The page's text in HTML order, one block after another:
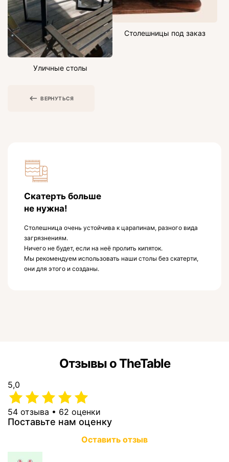
Уличные столы
Столешницы под заказ
ВЕРНУТЬСЯ
Скатерть больше
не нужна!
Столешница очень устойчива к царапинам, разного вида
загрязнениям.
Ничего не будет, если на неё пролить кипяток.
Мы рекомендуем использовать наши столы без скатерти,
они для этого и созданы.
Отзывы о TheTable
5,0
54 отзыва • 62 оценки
Поставьте нам оценку
Оставить отзыв